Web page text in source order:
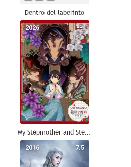
Dentro del laberinto
--
2026
My Stepmother and Stepsisters Aren't Wicked
7.5
2016